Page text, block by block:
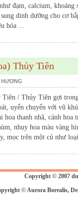
đạm, calcium, khoáng
dinh dưỡng cho cơ
hóa ...
Thủy Tiên
HƯƠNG
Tiên / Thủy Tiên gợi
uyển chuyển với vũ
hoa thanh nhã, cánh hoa
nhụy hoa màu vàng
mọc trên một củ như
Copyright © 2007
© Aurora Borealis,